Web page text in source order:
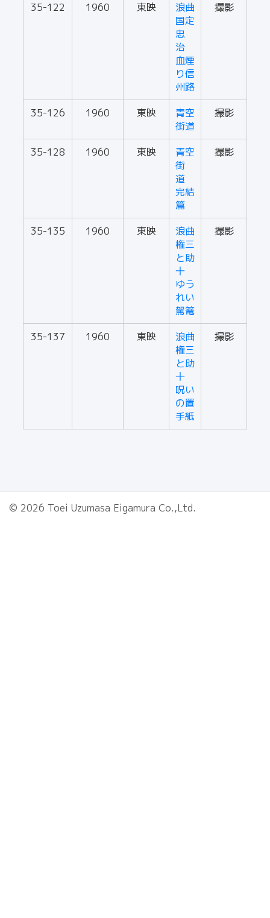
35-122 1960 東映
浪曲
国定
忠
治
血煙
り信
州路
撮影
35-126 1960 東映
青空
街道
撮影
35-128 1960 東映
青空
街
道
完結
篇
撮影
35-135 1960 東映
浪曲
権三
と助
十
ゆう
れい
駕篭
撮影
35-137 1960 東映
浪曲
権三
と助
十
呪い
の置
手紙
撮影
© 2026 Toei Uzumasa Eigamura Co.,Ltd.